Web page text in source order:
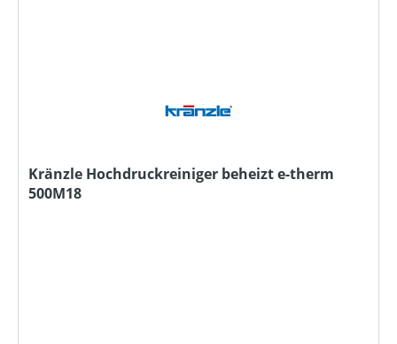
Kränzle Hochdruckreiniger beheizt e-therm
500M18